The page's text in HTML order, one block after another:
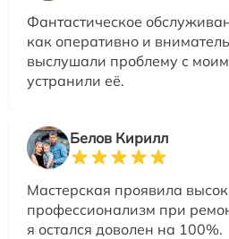
Фантастическое
как оперативно и
выслушали проблему с
устранили её.
Белов Кирилл
Мастерская проявила
профессионализм при
я остался доволен на 100%.